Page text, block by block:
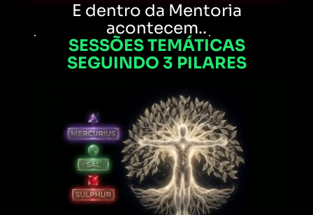
E dentro da Mentoria
acontecem..
SESSÕES TEMÁTICAS
SEGUINDO 3 PILARES